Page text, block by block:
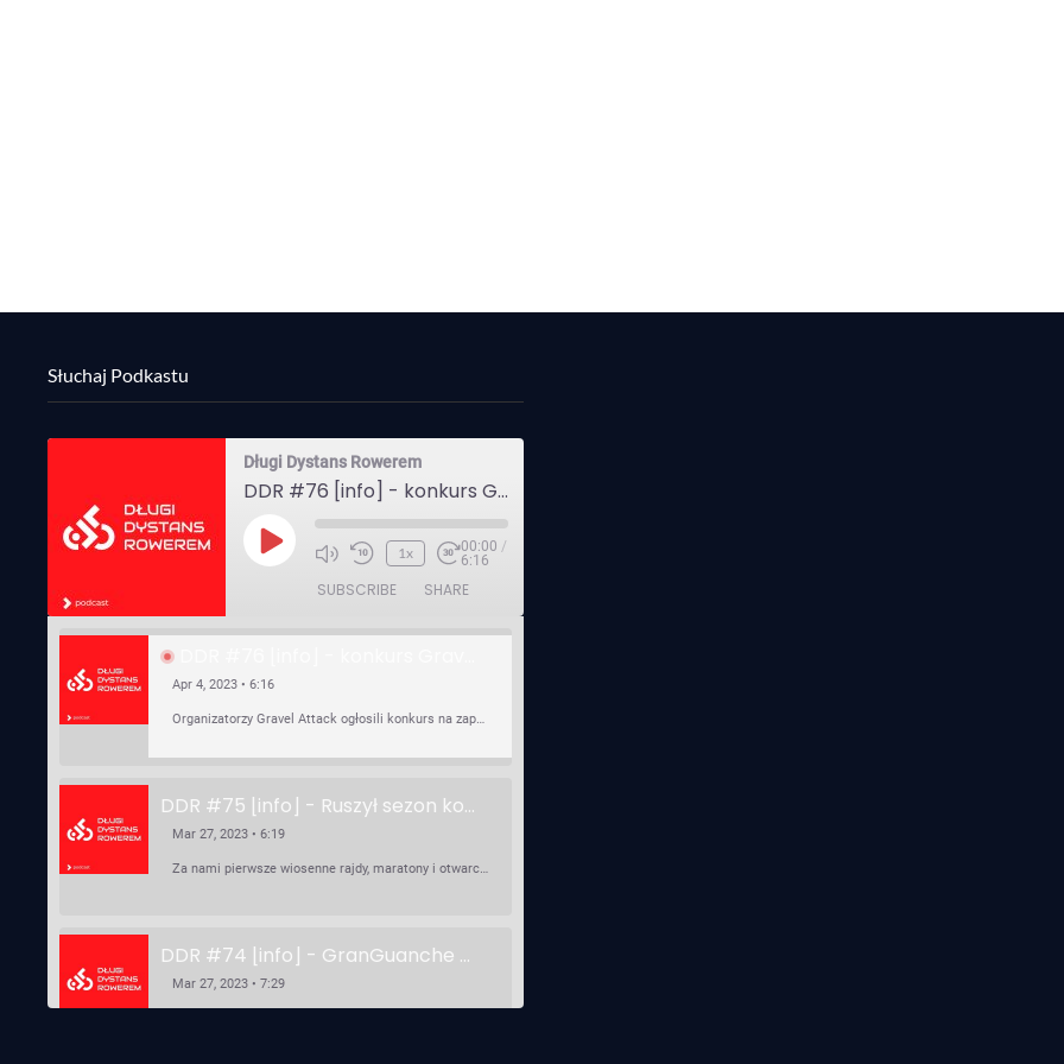
Słuchaj Podkastu
Długi Dystans Rowerem
DDR #76 [info] - konkurs Gravel Attack, Varmia Gravel, Bike Expo, Inspire India Ultra Race
Play
1x 00:00 /
6:16
SUBSCRIBE SHARE
Apr 4, 2023 • 6:16
Organizatorzy Gravel Attack ogłosili konkurs na zaprojektowanie koszulki. Varmia Gravel 2023 przypomina o możliwości podzielenia opłaty startowej na dwie raty 50/50 – na zero procent! …
DDR #75 [info] - Ruszył sezon kolarski! Pierwszy Brevet Race Through Poland, Otwarcie sezonu Rajdy Dla Frajdy, Ankieta Rowerowa, przygotowania do Race Around Poland
Mar 27, 2023 • 6:19
Za nami pierwsze wiosenne rajdy, maratony i otwarcia sezonu, choć w Gdańsku zima nie powiedziała jeszcze ostatniego słowa bo właśnie pada śnieg. Linki: ⁠http://watahaultrarace.pl/⁠⁠https://rajdydlafrajdy.pl/⁠https://brevety.pl/brevets⁠⁠https://racearoundpoland.pl/⁠⁠https://granguanche.com/audax/audaxgravel/⁠⁠Ankieta Rowerowa…
DDR #74 [info] - GranGuanche Gravel startuje w piątek! Wataha Ultra Race Wiosna - zaprasza Mateusz Szafraniec. Dwie samochwałki
Mar 27, 2023 • 7:29